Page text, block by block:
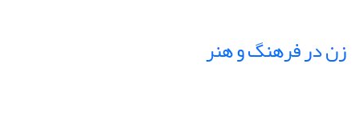
زن در فرهنگ و هنر